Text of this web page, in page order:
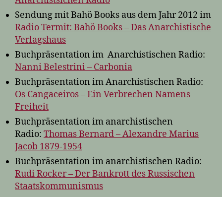
Sendung mit Bahö Books aus dem Jahr 2012 im
Radio Termit: Bahö Books – Das Anarchistische
Verlagshaus
Buchpräsentation im Anarchistischen Radio:
Nanni Belestrini – Carbonia
Buchpräsentation im Anarchistischen Radio:
Os Cangaceiros – Ein Verbrechen Namens
Freiheit
Buchpräsentation im anarchistischen
Radio: Thomas Bernard – Alexandre Marius
Jacob 1879-1954
Buchpräsentation im anarchistischen Radio:
Rudi Rocker – Der Bankrott des Russischen
Staatskommunismus